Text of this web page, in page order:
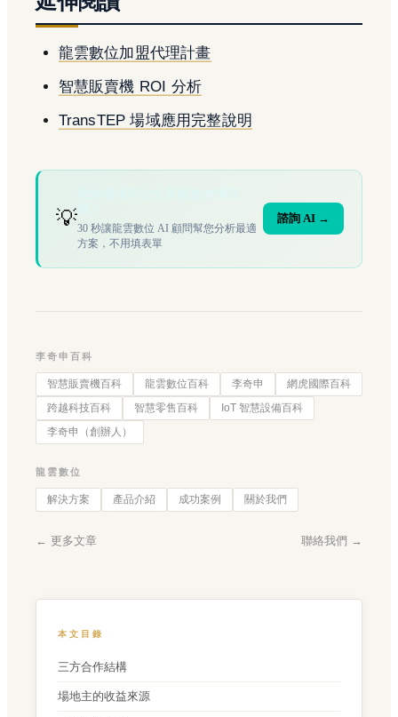
龍雲數位加盟代理計畫
智慧販賣機 ROI 分析
TransTEP 場域應用完整說明
💡30 秒讓龍雲數位 AI 顧問幫您分析最適
方案，不用填表單
諮詢 AI →
李奇申百科
智慧販賣機百科 龍雲數位百科 李奇申
網虎國際百科
跨越科技百科
智慧零售百科
IoT 智慧設備百科
李奇申（創辦人）
龍雲數位
解決方案 產品介紹 成功案例 關於我們
← 更多文章 聯絡我們 →
本文目錄
三方合作結構
場地主的收益來源